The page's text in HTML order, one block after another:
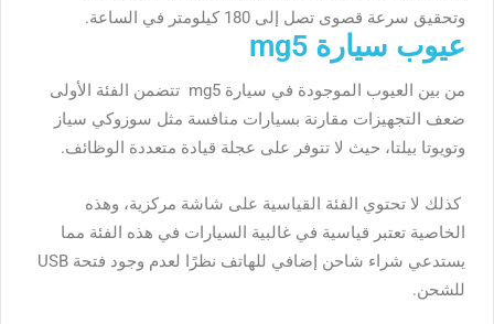
وتحقيق سرعة قصوى تصل إلى 180 كيلومتر في الساعة.
عيوب سيارة mg5
من بين العيوب الموجودة في سيارة mg5
تتضمن الفئة الأولى
ضعف التجهيزات مقارنة بسيارات منافسة مثل سوزوكي سياز
وتويوتا بيلتا، حيث لا تتوفر على عجلة قيادة متعددة الوظائف.
كذلك لا تحتوي الفئة القياسية على شاشة مركزية، وهذه
الخاصية تعتبر قياسية في غالبية السيارات في هذه الفئة مما
يستدعي شراء شاحن إضافي للهاتف نظرًا لعدم وجود فتحة USB
للشحن.